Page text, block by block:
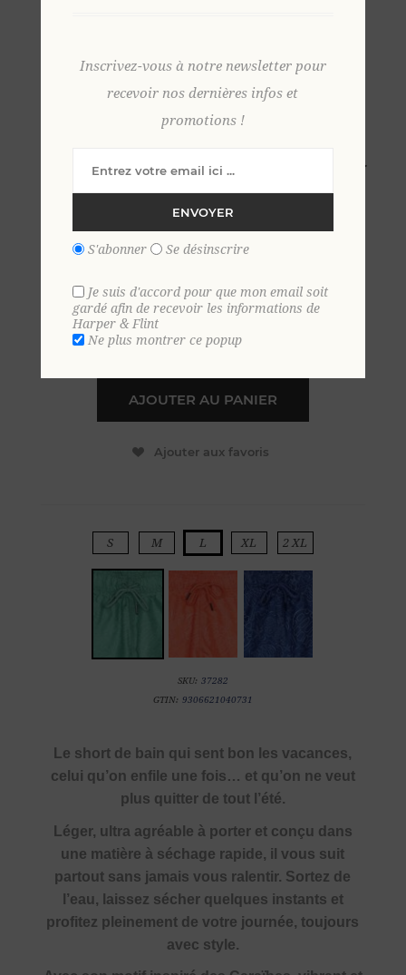
Short de bain Caraïbes L KAKI
39,00 €
+
AJOUTER AU PANIER
Ajouter aux favoris
S M L XL 2 XL
SKU: 37282
GTIN: 9306621040731
Le short de bain qui sent bon les vacances,
celui qu’on enfile une fois… et qu’on ne veut
plus quitter de tout l’été.
Léger, ultra agréable à porter et conçu dans
une matière à séchage rapide, il vous suit
partout sans jamais vous ralentir. Sortez de
l’eau, laissez sécher quelques instants et
profitez pleinement de votre journée, toujours
avec style.
Inscrivez-vous à notre newsletter pour
recevoir nos dernières infos et
promotions !
ENVOYER
S'abonner Se désinscrire
Je suis d'accord pour que mon email soit
gardé afin de recevoir les informations de
Harper & Flint
Ne plus montrer ce popup